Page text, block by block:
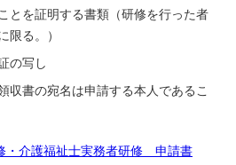
とを証明する書類（研修を行った者
限る。）
の写し
収書の宛名は申請する本人であるこ
・介護福祉士実務者研修 申請書